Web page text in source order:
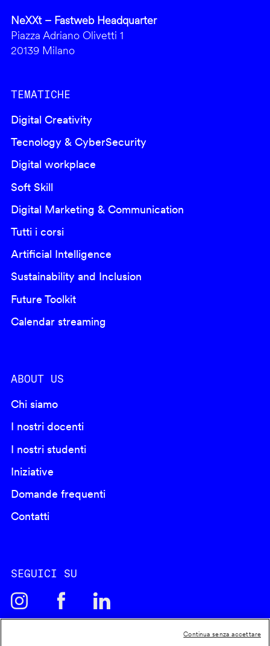
NeXXt – Fastweb Headquarter
Piazza Adriano Olivetti 1
20139 Milano
TEMATICHE
Digital Creativity
Tecnology & CyberSecurity
Digital workplace
Soft Skill
Digital Marketing & Communication
Tutti i corsi
Artificial Intelligence
Sustainability and Inclusion
Future Toolkit
Calendar streaming
ABOUT US
Chi siamo
I nostri docenti
I nostri studenti
Iniziative
Domande frequenti
Contatti
SEGUICI SU
Continua senza accettare